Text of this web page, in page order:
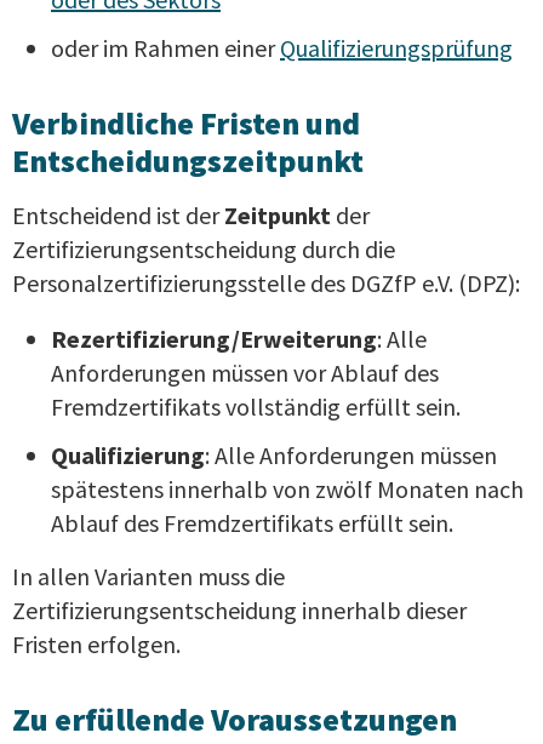
oder im Rahmen einerQualifizierungsprüfung
Verbindliche Fristen und
Entscheidungszeitpunkt
Entscheidend ist derZeitpunkt der
Zertifizierungsentscheidung durch die
Personalzertifizierungsstelle des DGZfP e.V. (DPZ):
Rezertifizierung/Erweiterung: Alle
Anforderungen müssen vor Ablauf des
Fremdzertifikats vollständig erfüllt sein.
Qualifizierung: Alle Anforderungen müssen
spätestens innerhalb von zwölf Monaten nach
Ablauf des Fremdzertifikats erfüllt sein.
In allen Varianten muss die
Zertifizierungsentscheidung innerhalb dieser
Fristen erfolgen.
Zu erfüllende Voraussetzungen